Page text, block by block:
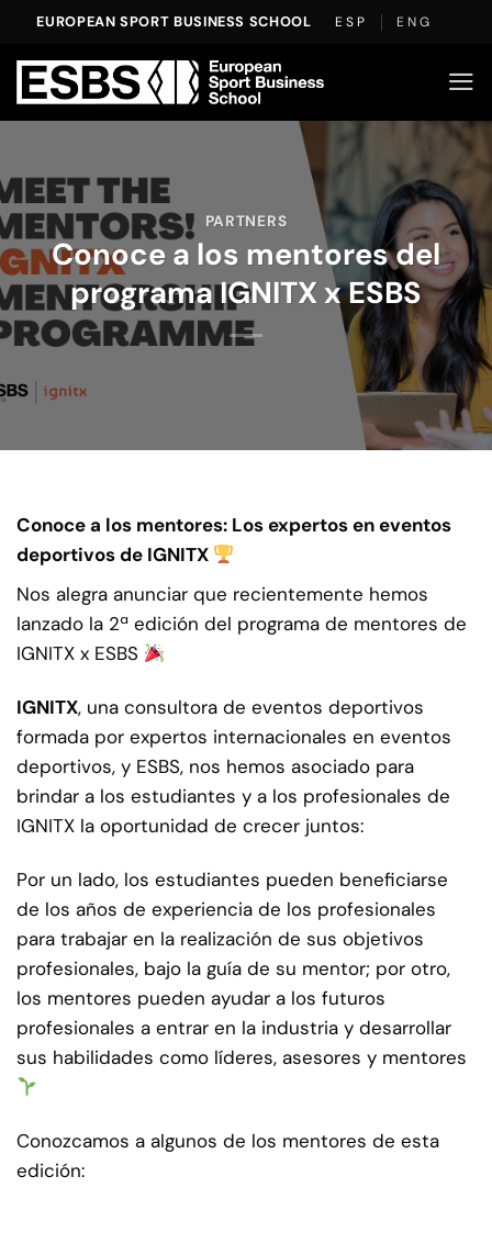
Saltar
contenido
EUROPEAN SPORT BUSINESS SCHOOL ESP ENG
PARTNERS
Conoce a los mentores del
programa IGNITX x ESBS
Conoce a los mentores: Los expertos en eventos
deportivos de IGNITX
Nos alegra anunciar que recientemente hemos
lanzado la 2ª edición del programa de mentores de
IGNITX x ESBS
IGNITX, una consultora de eventos deportivos
formada por expertos internacionales en eventos
deportivos, y ESBS, nos hemos asociado para
brindar a los estudiantes y a los profesionales de
IGNITX la oportunidad de crecer juntos:
Por un lado, los estudiantes pueden beneficiarse
de los años de experiencia de los profesionales
para trabajar en la realización de sus objetivos
profesionales, bajo la guía de su mentor; por otro,
los mentores pueden ayudar a los futuros
profesionales a entrar en la industria y desarrollar
sus habilidades como líderes, asesores y mentores
Conozcamos a algunos de los mentores de esta
edición: